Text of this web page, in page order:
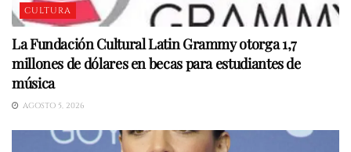
CULTURA
La Fundación Cultural Latin Grammy otorga 1,7
millones de dólares en becas para estudiantes de
música
AGOSTO 5, 2026